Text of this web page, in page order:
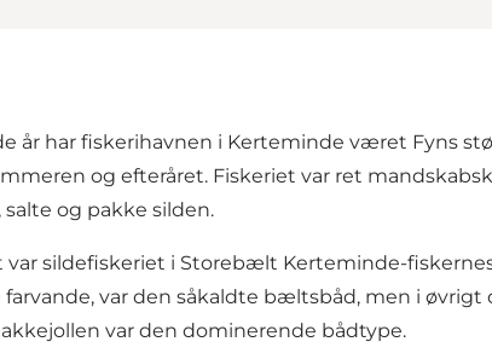
år har fiskerihavnen i Kerteminde været Fyns
og efteråret. Fiskeriet var ret
og pakke silden.
var sildefiskeriet i Storebælt Kerteminde-
var den såkaldte bæltsbåd, men i
var den dominerende bådtype.